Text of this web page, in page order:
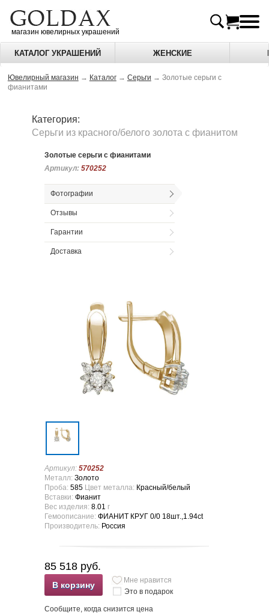
магазин ювелирных украшений
КАТАЛОГ УКРАШЕНИЙ ЖЕНСКИЕ
Ювелирный магазин → Каталог → Серьги → Золотые серьги с
фианитами
Категория:
Серьги из красного/белого золота c фианитом
Золотые серьги с фианитами
Артикул: 570252
Артикул: 570252
Фотографии
Отзывы
Гарантии
Доставка
Артикул: 570252
Металл: Золото
Проба: 585 Цвет металла: Красный/белый
Вставки: Фианит
Вес изделия: 8.01 г
Гемоописание: ФИАНИТ КРУГ 0/0 18шт.,1.94ct
Производитель: Россия
85 518 руб.
В корзину
Мне нравится
Это в подарок
Сообщите, когда снизится цена